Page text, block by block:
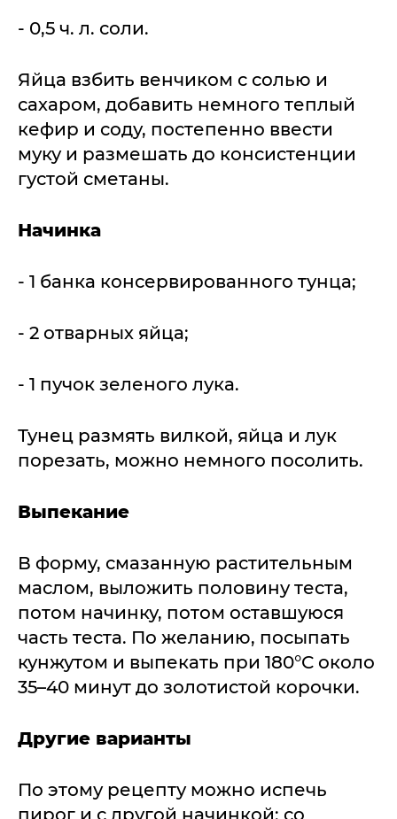
- 0,5 ч. л. соли.
Яйца взбить венчиком с солью и
сахаром, добавить немного теплый
кефир и соду, постепенно ввести
муку и размешать до консистенции
густой сметаны.
Начинка
- 1 банка консервированного тунца;
- 2 отварных яйца;
- 1 пучок зеленого лука.
Тунец размять вилкой, яйца и лук
порезать, можно немного посолить.
Выпекание
В форму, смазанную растительным
маслом, выложить половину теста,
потом начинку, потом оставшуюся
часть теста. По желанию, посыпать
кунжутом и выпекать при 180°С около
35–40 минут до золотистой корочки.
Другие варианты
По этому рецепту можно испечь
пирог и с другой начинкой: со